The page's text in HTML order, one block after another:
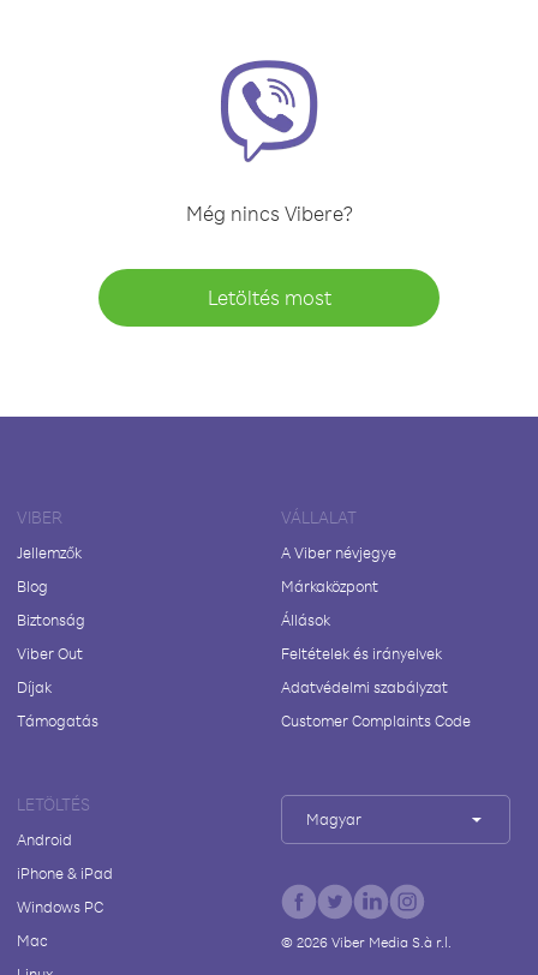
Még nincs Vibere?
Letöltés most
VIBER
Jellemzők
Blog
Biztonság
Viber Out
Díjak
Támogatás
VÁLLALAT
A Viber névjegye
Márkaközpont
Állások
Feltételek és irányelvek
Adatvédelmi szabályzat
Customer Complaints Code
LETÖLTÉS
Android
iPhone & iPad
Windows PC
Mac
Magyar
© 2026Viber Media S.à r.l.